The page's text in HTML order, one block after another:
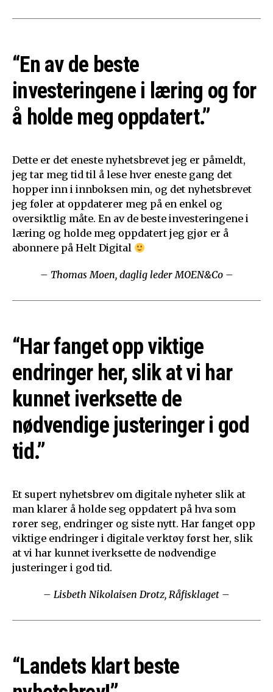
“En av de beste
investeringene i læring og for
å holde meg oppdatert.”
Dette er det eneste nyhetsbrevet jeg er påmeldt,
jeg tar meg tid til å lese hver eneste gang det
hopper inn i innboksen min, og det nyhetsbrevet
jeg føler at oppdaterer meg på en enkel og
oversiktlig måte. En av de beste investeringene i
læring og holde meg oppdatert jeg gjør er å
abonnere på Helt Digital
– Thomas Moen, daglig leder MOEN&Co –
“Har fanget opp viktige
endringer her, slik at vi har
kunnet iverksette de
nødvendige justeringer i god
tid.”
Et supert nyhetsbrev om digitale nyheter slik at
man klarer å holde seg oppdatert på hva som
rører seg, endringer og siste nytt. Har fanget opp
viktige endringer i digitale verktøy først her, slik
at vi har kunnet iverksette de nødvendige
justeringer i god tid.
– Lisbeth Nikolaisen Drotz, Råfisklaget –
“Landets klart beste